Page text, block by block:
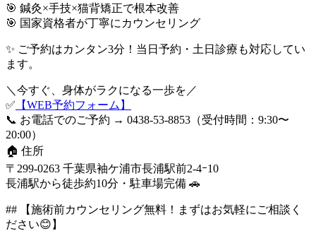
🎯 鍼灸×手技×猫背矯正で根本改善
🎯 国家資格者が丁寧にカウンセリング
✨ ご予約はカンタン3分！当日予約・土日診療も対応してい
ます。
＼今すぐ、身体がラクになる一歩を／
✅ 【WEB予約フォーム】
📞 お電話でのご予約 → 0438-53-8853（受付時間：9:30〜
20:00）
🏠 住所
〒299-0263 千葉県袖ケ浦市長浦駅前2-4ｰ10
長浦駅から徒歩約10分・駐車場完備 🚗
## 【施術前カウンセリング無料！まずはお気軽にご相談く
ださい😊】